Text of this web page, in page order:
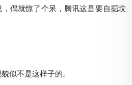
偶就惊了个呆，腾讯这是要自掘坟
似不是这样子的。